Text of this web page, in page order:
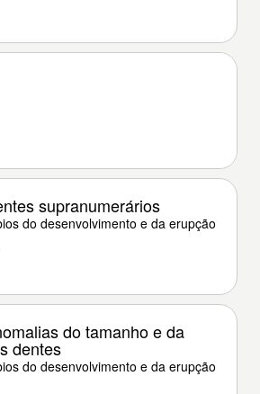
supranumerários
do desenvolvimento e da erupção
do tamanho e da
dentes
do desenvolvimento e da erupção